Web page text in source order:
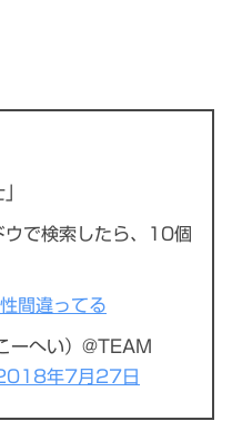
ウで検索したら、10個
間違ってる
ーへい）@TEAM
年7月27日